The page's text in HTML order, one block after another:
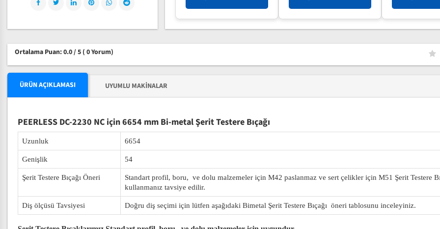
Ortalama Puan: 0.0 / 5 ( 0 Yorum)
ÜRÜN AÇIKLAMASI UYUMLU MAKINALAR
PEERLESS DC-2230 NC için 6654 mm Bi-metal Şerit Testere Bıçağı
Uzunluk 6654
Genişlik 54
Şerit Testere Bıçağı Öneri
Standart profil, boru, ve dolu malzemeler için M42 paslanmaz ve sert çelikler için M51 Şerit Testere
kullanmanız tavsiye edilir.
Diş ölçüsü Tavsiyesi Doğru diş seçimi için lütfen aşağıdaki Bimetal Şerit Testere Bıçağı öneri tablosunu inceleyiniz.